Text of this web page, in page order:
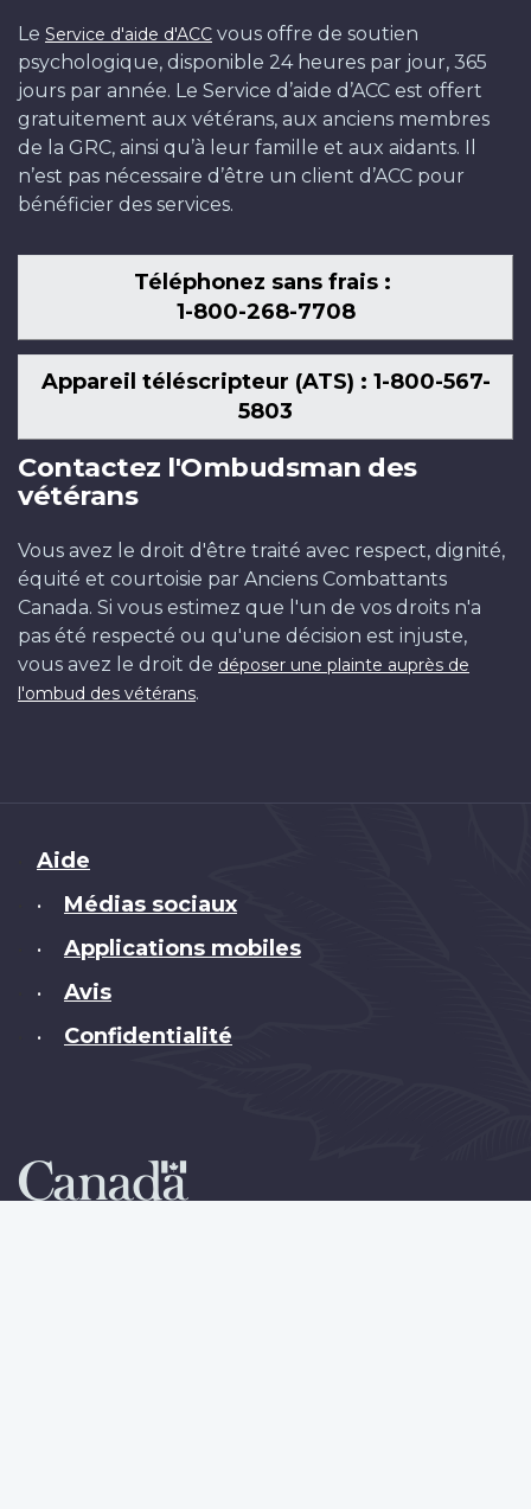
Le Service d'aide d'ACC vous offre de soutien
psychologique, disponible 24 heures par jour, 365
jours par année. Le Service d’aide d’ACC est offert
gratuitement aux vétérans, aux anciens membres
de la GRC, ainsi qu’à leur famille et aux aidants. Il
n’est pas nécessaire d’être un client d’ACC pour
bénéficier des services.
Téléphonez sans frais :
1-800-268-7708
Appareil téléscripteur (ATS) : 1-800-567-
5803
Contactez l'Ombudsman des
vétérans
Vous avez le droit d'être traité avec respect, dignité,
équité et courtoisie par Anciens Combattants
Canada. Si vous estimez que l'un de vos droits n'a
pas été respecté ou qu'une décision est injuste,
vous avez le droit de déposer une plainte auprès de
l'ombud des vétérans.
Brand
Aide
• Médias sociaux
• Applications mobiles
• Avis
• Confidentialité